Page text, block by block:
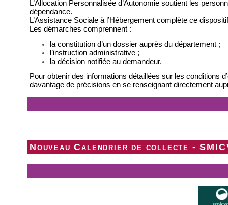
L’Allocation Personnalisée d’Autonomie soutient les
dépendance.
L’Assistance Sociale à l’Hébergement complète ce
Les démarches comprennent :
la constitution d’un dossier auprès du département ;
l’instruction administrative ;
la décision notifiée au demandeur.
Pour obtenir des informations détaillées sur les conditions
davantage de précisions en se renseignant directement
Nouveau Calendrier de collecte -